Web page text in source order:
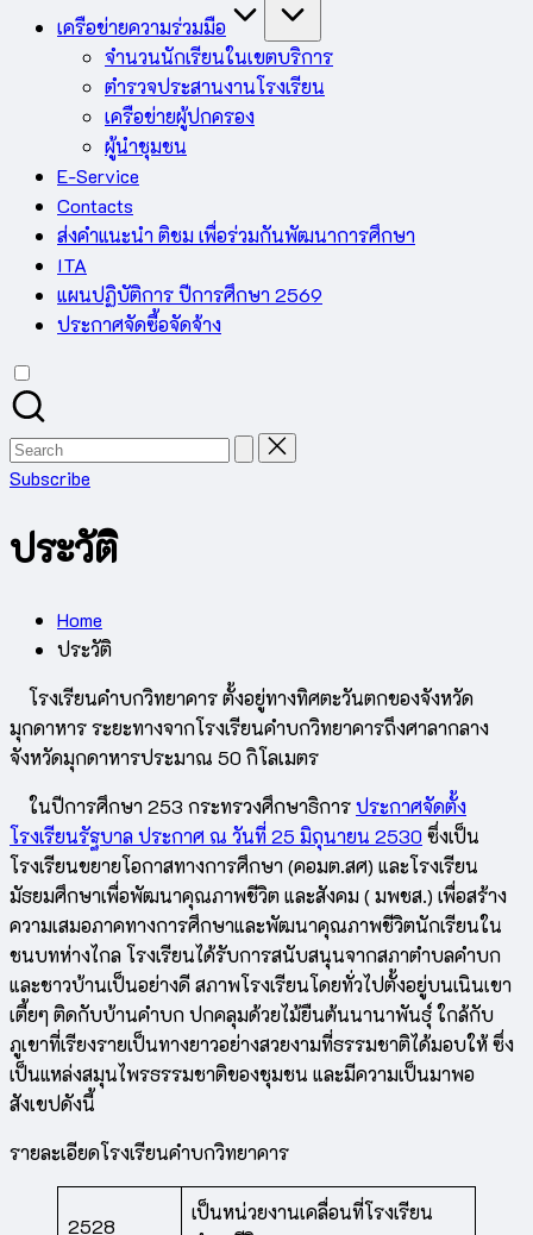
เครือข่ายความร่วมมือ
จำนวนนักเรียนในเขตบริการ
ตำรวจประสานงานโรงเรียน
เครือข่ายผู้ปกครอง
ผู้นำชุมชน
E-Service
Contacts
ส่งคำแนะนำ ติชม เพื่อร่วมกันพัฒนาการศึกษา
ITA
แผนปฏิบัติการ ปีการศึกษา 2569
ประกาศจัดซื้อจัดจ้าง
Search
for:
Subscribe
ประวัติ
Home
ประวัติ
โรงเรียนคำบกวิทยาคาร ตั้งอยู่ทางทิศตะวันตกของจังหวัด
มุกดาหาร ระยะทางจากโรงเรียนคำบกวิทยาคารถึงศาลากลาง
จังหวัดมุกดาหารประมาณ 50 กิโลเมตร
ในปีการศึกษา 253 กระทรวงศึกษาธิการประกาศจัดตั้ง
โรงเรียนรัฐบาล ประกาศ ณ วันที่ 25 มิถุนายน 2530 ซึ่งเป็น
โรงเรียนขยายโอกาสทางการศึกษา (คอมต.สศ) และโรงเรียน
มัธยมศึกษาเพื่อพัฒนาคุณภาพชีวิต และสังคม ( มพชส.) เพื่อสร้าง
ความเสมอภาคทางการศึกษาและพัฒนาคุณภาพชีวิตนักเรียนใน
ชนบทห่างไกล โรงเรียนได้รับการสนับสนุนจากสภาตำบลคำบก
และชาวบ้านเป็นอย่างดี สภาพโรงเรียนโดยทั่วไปตั้งอยู่บนเนินเขา
เตี้ยๆ ติดกับบ้านคำบก ปกคลุมด้วยไม้ยืนต้นนานาพันธุ์ ใกล้กับ
ภูเขาที่เรียงรายเป็นทางยาวอย่างสวยงามที่ธรรมชาติได้มอบให้ ซึ่ง
เป็นแหล่งสมุนไพรธรรมชาติของชุมชน และมีความเป็นมาพอ
สังเขปดังนี้
รายละเอียดโรงเรียนคำบกวิทยาคาร
2528
เป็นหน่วยงานเคลื่อนที่โรงเรียน